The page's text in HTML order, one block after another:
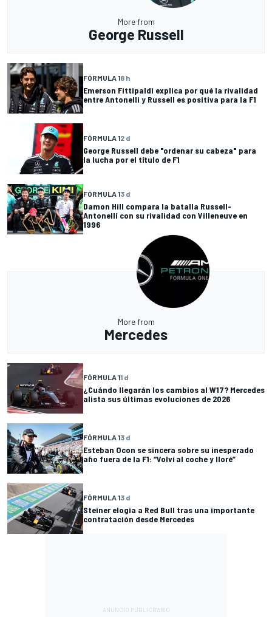
More from
George Russell
FÓRMULA 18 h
Emerson Fittipaldi explica por qué la rivalidad
entre Antonelli y Russell es positiva para la F1
FÓRMULA 12 d
George Russell debe "ordenar su cabeza" para
la lucha por el título de F1
FÓRMULA 13 d
Damon Hill compara la batalla Russell-
Antonelli con su rivalidad con Villeneuve en
1996
More from
Mercedes
FÓRMULA 11 d
¿Cuándo llegarán los cambios al W17? Mercedes
alista sus últimas evoluciones de 2026
FÓRMULA 13 d
Esteban Ocon se sincera sobre su inesperado
año fuera de la F1: “Volví al coche y lloré”
FÓRMULA 13 d
Steiner elogia a Red Bull tras una importante
contratación desde Mercedes